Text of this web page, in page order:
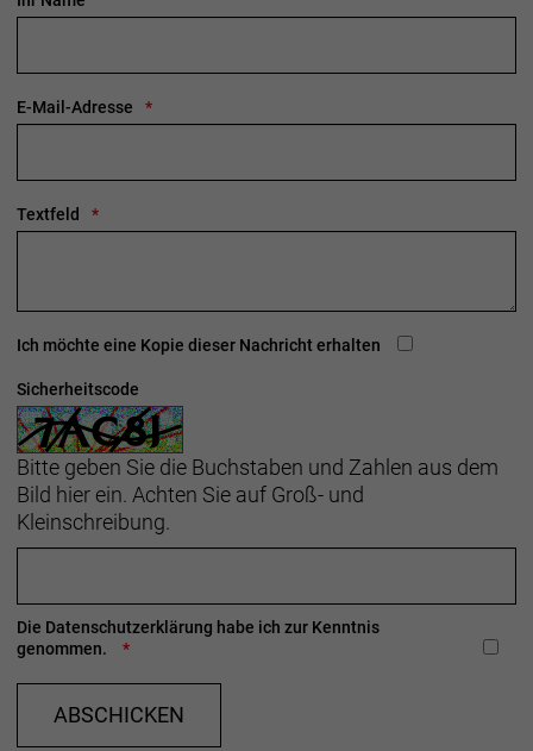
E-Mail-Adresse
Textfeld
Ich möchte eine Kopie dieser Nachricht erhalten
Sicherheitscode
Bitte geben Sie die Buchstaben und Zahlen aus dem
Bild hier ein. Achten Sie auf Groß- und
Kleinschreibung.
Die Datenschutzerklärung habe ich zur Kenntnis
genommen.
ABSCHICKEN